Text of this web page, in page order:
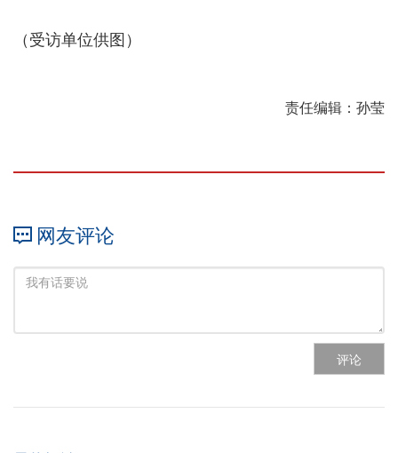
（受访单位供图）
责任编辑：孙莹
网友评论
评论